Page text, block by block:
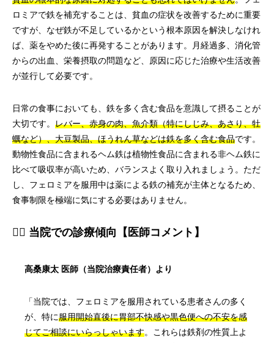
ロミアで鉄を補充することは、貧血の症状を改善するために重要
ですが、なぜ鉄が不足しているかという根本原因を解決しなけれ
ば、薬をやめた後に再発することがあります。月経過多、消化管
からの出血、栄養摂取の問題など、原因に応じた治療や生活改善
が並行して必要です。
日常の食事においても、鉄を多く含む食品を意識して摂ることが
大切です。 レバー、赤身の肉、魚介類（特にしじみ、あさり、牡
蠣など）、大豆製品、ほうれん草などは鉄を多く含む食品です。
動物性食品に含まれるヘム鉄は植物性食品に含まれる非ヘム鉄に
比べて吸収率が高いため、バランスよく取り入れましょう。ただ
し、フェロミアを服用中は薬による鉄の補充が主体となるため、
食事制限を極端に気にする必要はありません。
👨‍⚕️ 当院での診療傾向【医師コメント】
高桑康太 医師（当院治療責任者）より
「当院では、フェロミアを服用されている患者さんの多く
が、特に服用開始直後に胃部不快感や黒色便への不安を感
じてご相談にいらっしゃいます。これらは鉄剤の性質上よ